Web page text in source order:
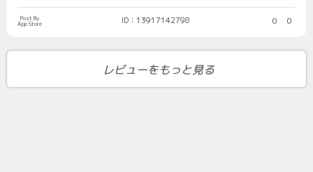
Post By
App Store ID：13917142798 0 0
レビューをもっと見る